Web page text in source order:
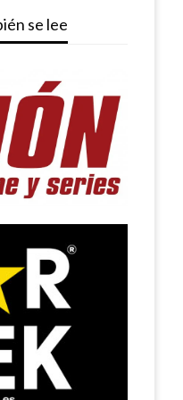
se lee